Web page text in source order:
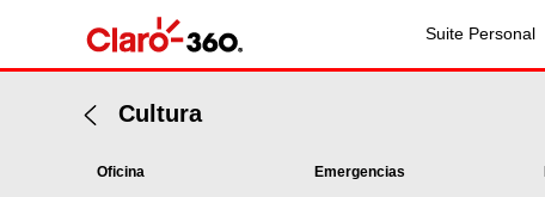
Suite Personal
Cultura
Oficina Emergencias